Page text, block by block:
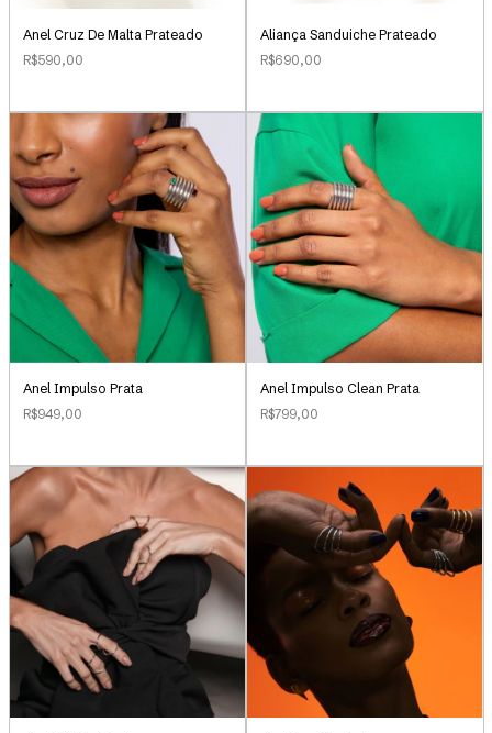
Anel Cruz De Malta Prateado
R$590,00
Aliança Sanduiche Prateado
R$690,00
Anel Impulso Prata
R$949,00
Anel Impulso Clean Prata
R$799,00